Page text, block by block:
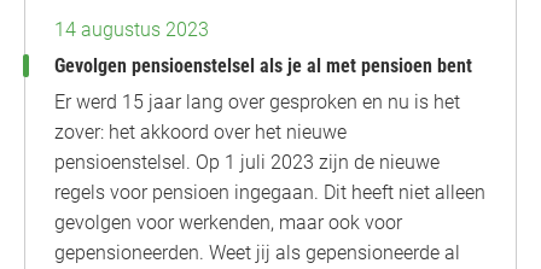
14 augustus 2023
Gevolgen pensioenstelsel als je al met pensioen bent
Er werd 15 jaar lang over gesproken en nu is het
zover: het akkoord over het nieuwe
pensioenstelsel. Op 1 juli 2023 zijn de nieuwe
regels voor pensioen ingegaan. Dit heeft niet alleen
gevolgen voor werkenden, maar ook voor
gepensioneerden. Weet jij als gepensioneerde al